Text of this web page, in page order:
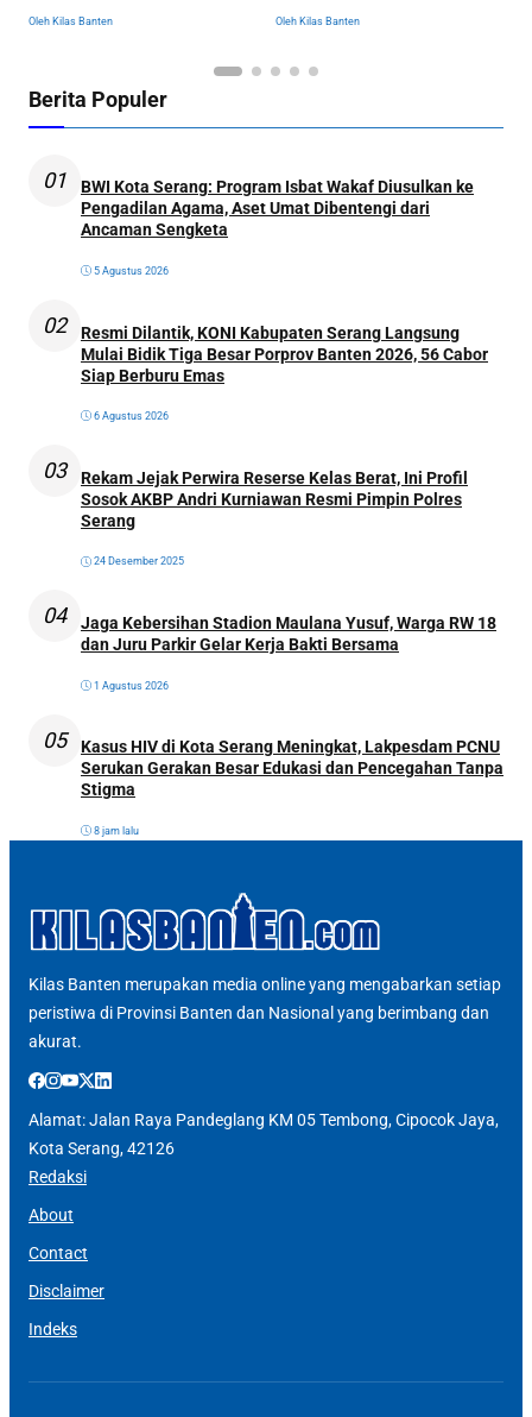
Oleh Kilas Banten
Dikumpulkan
Oleh Kilas Banten
Berita Populer
01
BWI Kota Serang: Program Isbat Wakaf Diusulkan ke
Pengadilan Agama, Aset Umat Dibentengi dari
Ancaman Sengketa
5 Agustus 2026
02
Resmi Dilantik, KONI Kabupaten Serang Langsung
Mulai Bidik Tiga Besar Porprov Banten 2026, 56 Cabor
Siap Berburu Emas
6 Agustus 2026
03
Rekam Jejak Perwira Reserse Kelas Berat, Ini Profil
Sosok AKBP Andri Kurniawan Resmi Pimpin Polres
Serang
24 Desember 2025
04
Jaga Kebersihan Stadion Maulana Yusuf, Warga RW 18
dan Juru Parkir Gelar Kerja Bakti Bersama
1 Agustus 2026
05
Kasus HIV di Kota Serang Meningkat, Lakpesdam PCNU
Serukan Gerakan Besar Edukasi dan Pencegahan Tanpa
Stigma
8 jam lalu
Kilas Banten merupakan media online yang mengabarkan setiap
peristiwa di Provinsi Banten dan Nasional yang berimbang dan
akurat.
Alamat: Jalan Raya Pandeglang KM 05 Tembong, Cipocok Jaya,
Kota Serang, 42126
Redaksi
About
Contact
Disclaimer
Indeks